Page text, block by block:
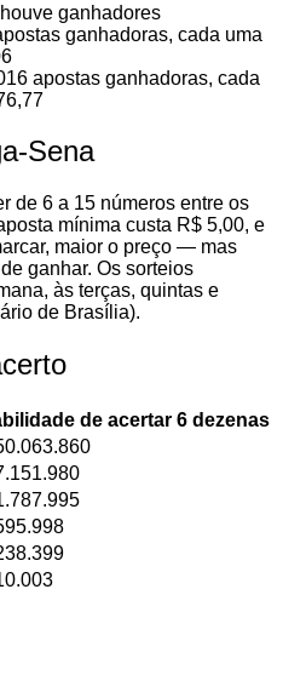
ganhadores
ganhadoras, cada uma
apostas ganhadoras, cada
Sena
de 6 a 15 números entre os
mínima custa R$ 5,00, e
maior o preço — mas
ganhar. Os sorteios
às terças, quintas e
de Brasília).
de acertar 6 dezenas